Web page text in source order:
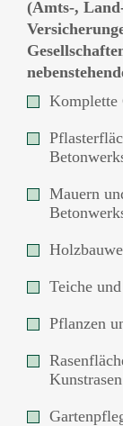
(Amts-,
Komplette
Mauern
Teiche
Pflanzen
Kunstrasen